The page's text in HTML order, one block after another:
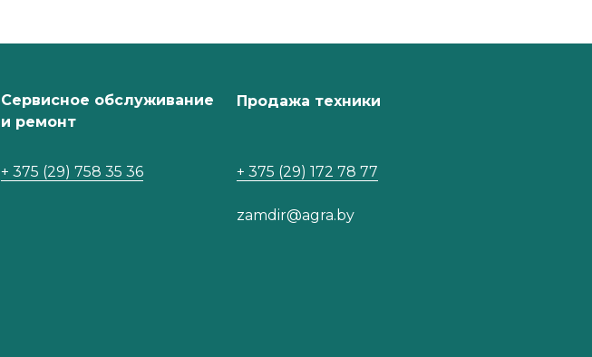
Сервисное обслуживание
и ремонт
+ 375 (29) 758 35 36
Продажа техники
+ 375 (29) 172 78 77
zamdir@agra.by